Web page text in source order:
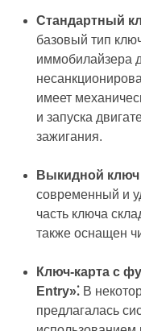
Стандартный
базовый тип
иммобилайзера
имеет
и запуска
зажигания.
Выкидной
современный и
часть ключа
также оснащен
Ключ-карта с
Entry»⁚ В
предлагалась